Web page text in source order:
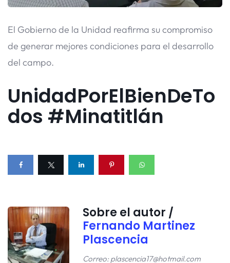
El Gobierno de la Unidad reafirma su compromiso
de generar mejores condiciones para el desarrollo
del campo.
UnidadPorElBienDeTo
dos #Minatitlán
Sobre el autor /
Fernando Martinez
Plascencia
Correo: plascencia17@hotmail.com